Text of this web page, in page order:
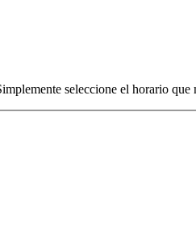
seleccione el horario